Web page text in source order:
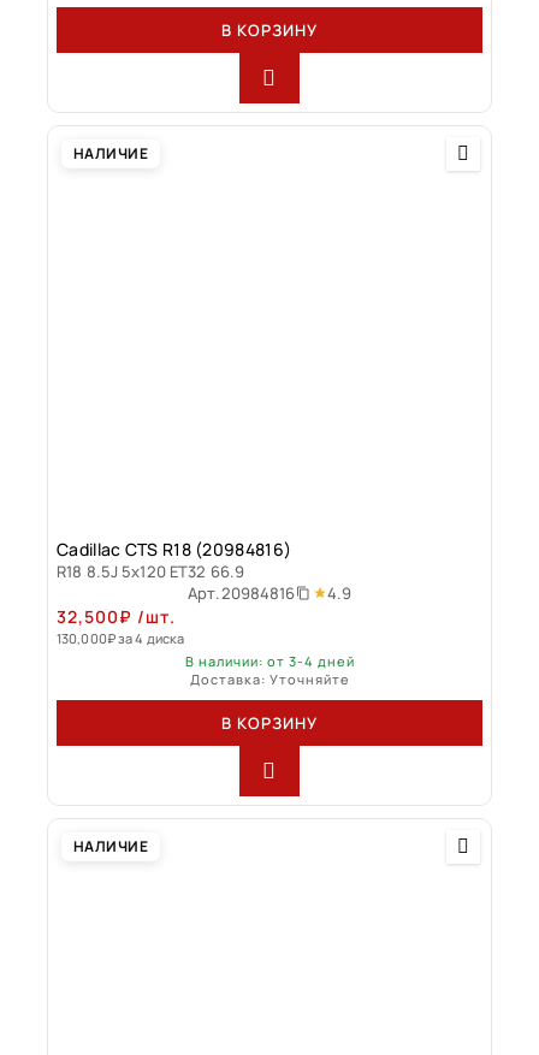
В КОРЗИНУ
НАЛИЧИЕ
Cadillac CTS R18 (20984816)
R18 8.5J 5x120 ET32 66.9
Арт.20984816 4.9
32,500₽ /шт.
130,000₽за 4 диска
В наличии: от 3-4 дней
Доставка: Уточняйте
В КОРЗИНУ
НАЛИЧИЕ